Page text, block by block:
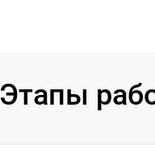
Этапы